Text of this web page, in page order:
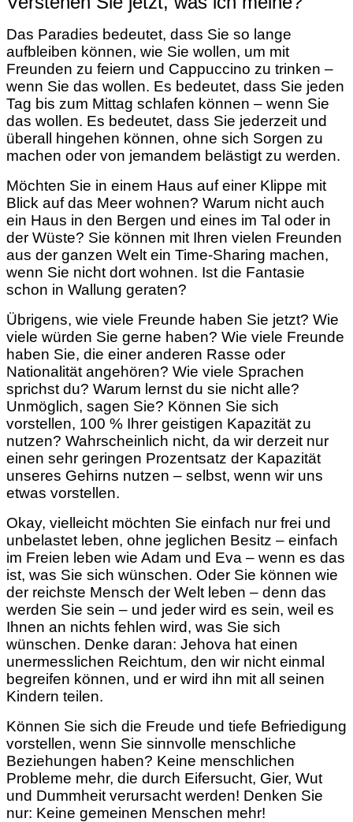
Das Paradies bedeutet, dass Sie so lange
aufbleiben können, wie Sie wollen, um mit
Freunden zu feiern und Cappuccino zu trinken –
wenn Sie das wollen. Es bedeutet, dass Sie jeden
Tag bis zum Mittag schlafen können – wenn Sie
das wollen. Es bedeutet, dass Sie jederzeit und
überall hingehen können, ohne sich Sorgen zu
machen oder von jemandem belästigt zu werden.
Möchten Sie in einem Haus auf einer Klippe mit
Blick auf das Meer wohnen? Warum nicht auch
ein Haus in den Bergen und eines im Tal oder in
der Wüste? Sie können mit Ihren vielen Freunden
aus der ganzen Welt ein Time-Sharing machen,
wenn Sie nicht dort wohnen. Ist die Fantasie
schon in Wallung geraten?
Übrigens, wie viele Freunde haben Sie jetzt? Wie
viele würden Sie gerne haben? Wie viele Freunde
haben Sie, die einer anderen Rasse oder
Nationalität angehören? Wie viele Sprachen
sprichst du? Warum lernst du sie nicht alle?
Unmöglich, sagen Sie? Können Sie sich
vorstellen, 100 % Ihrer geistigen Kapazität zu
nutzen? Wahrscheinlich nicht, da wir derzeit nur
einen sehr geringen Prozentsatz der Kapazität
unseres Gehirns nutzen – selbst, wenn wir uns
etwas vorstellen.
Okay, vielleicht möchten Sie einfach nur frei und
unbelastet leben, ohne jeglichen Besitz – einfach
im Freien leben wie Adam und Eva – wenn es das
ist, was Sie sich wünschen. Oder Sie können wie
der reichste Mensch der Welt leben – denn das
werden Sie sein – und jeder wird es sein, weil es
Ihnen an nichts fehlen wird, was Sie sich
wünschen. Denke daran: Jehova hat einen
unermesslichen Reichtum, den wir nicht einmal
begreifen können, und er wird ihn mit all seinen
Kindern teilen.
Können Sie sich die Freude und tiefe Befriedigung
vorstellen, wenn Sie sinnvolle menschliche
Beziehungen haben? Keine menschlichen
Probleme mehr, die durch Eifersucht, Gier, Wut
und Dummheit verursacht werden! Denken Sie
nur: Keine gemeinen Menschen mehr!